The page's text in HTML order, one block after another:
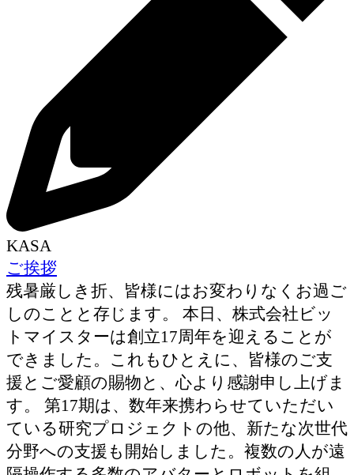
KASA
ご挨拶
残暑厳しき折、皆様にはお変わりなくお過ご
しのことと存じます。 本日、株式会社ビッ
トマイスターは創立17周年を迎えることが
できました。これもひとえに、皆様のご支
援とご愛顧の賜物と、心より感謝申し上げま
す。 第17期は、数年来携わらせていただい
ている研究プロジェクトの他、新たな次世代
分野への支援も開始しました。複数の人が遠